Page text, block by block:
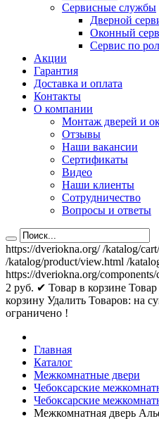
Сервисные службы
Дверной
Оконный
Сервис по
Акции
Гарантия
Доставка и оплата
Контакты
О компании
Монтаж дверей и
Отзывы
Наши вакансии
Сертификаты
Видео
Наши клиенты
Сотрудничество
Вопросы и ответы
https://dveriokna.org/ /katalog/
/katalog/product/view.html /
https://dveriokna.org/
2 руб. ✔ Товар в корзине Товар
корзину Удалить Товаров: на
ограничено !
Главная
Каталог
Межкомнатные двери
Чебоксарские
Чебоксарские
Межкомнатная дверь